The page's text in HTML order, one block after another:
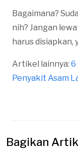
Bagaimana?
nih? Jangan
harus disiapkan,
Artikel lainnya: 6
Penyakit Asam
Bagikan